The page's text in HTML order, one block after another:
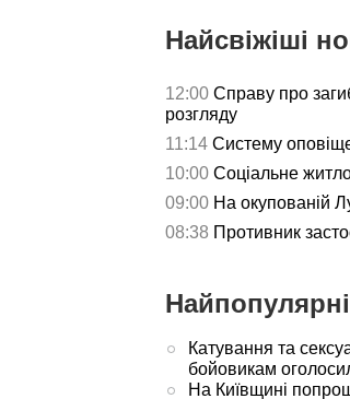
Найсвіжіші
12:00 Справу про
розгляду
11:14 Систему
10:00 Соціальне житло
09:00 На окупованій
08:38 Противник
Катування та
бойовикам
На Київщині